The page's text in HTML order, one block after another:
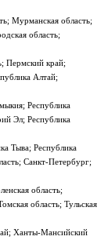
Мурманская область;
область;
Пермский край;
Алтай;
Республика
Эл; Республика
Тыва; Республика
Санкт-Петербург;
область;
область; Тульская
Ханты-Мансийский